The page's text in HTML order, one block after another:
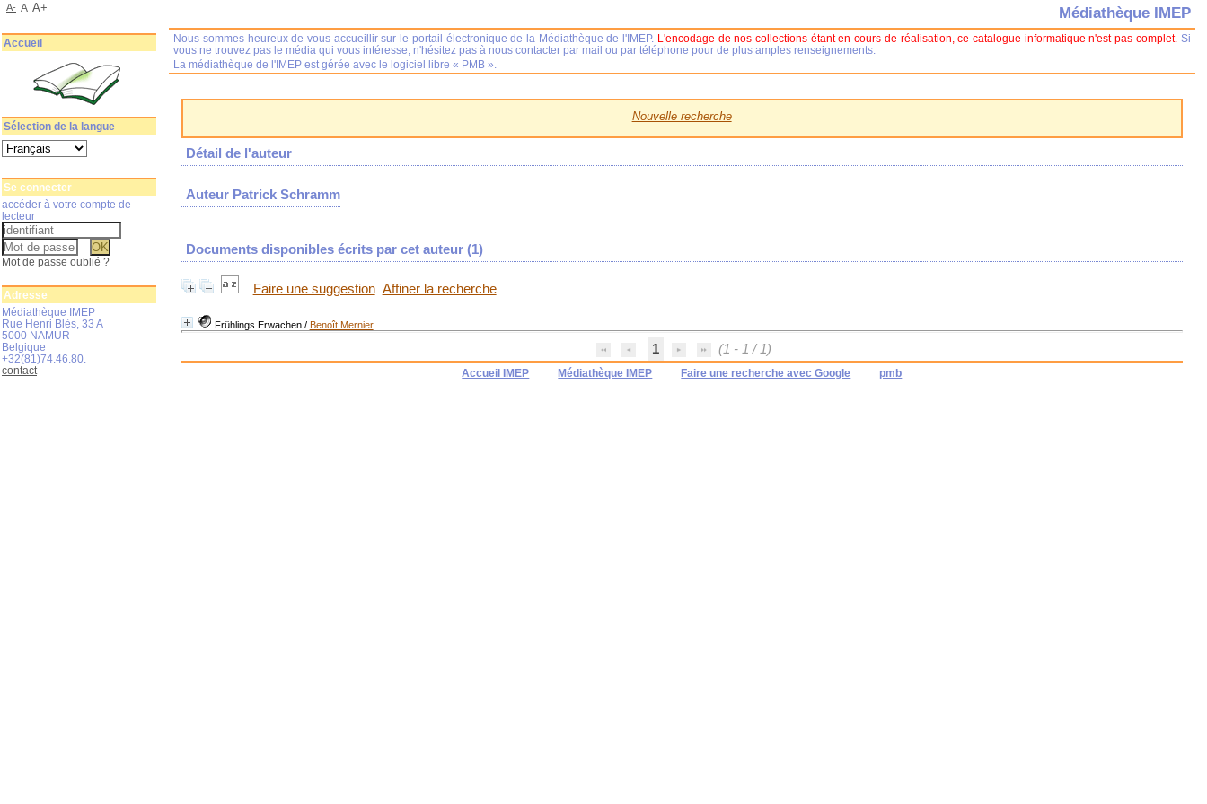
Nouvelle recherche
Détail de l'auteur
Auteur Patrick Schramm
Documents disponibles écrits par cet auteur (1)
Faire une suggestion Affiner la recherche
Frühlings Erwachen/ Benoît Mernier
1 (1 - 1 / 1)
Accueil IMEP Médiathèque IMEP Faire une recherche avec Google pmb
Médiathèque IMEP
Nous sommes heureux de vous accueillir sur le portail électronique de la Médiathèque de l'IMEP. L'encodage de nos collections étant en cours de réalisation, ce catalogue informatique n'est pas complet. Si
vous ne trouvez pas le média qui vous intéresse, n'hésitez pas à nous contacter par mail ou par téléphone pour de plus amples renseignements.
La médiathèque de l'IMEP est gérée avec le logiciel libre « PMB ».
A- A A+
Accueil
Sélection de la langue
Se connecter
accéder à votre compte de
lecteur
Mot de passe oublié ?
Adresse
Médiathèque IMEP
Rue Henri Blès, 33 A
5000 NAMUR
Belgique
+32(81)74.46.80.
contact